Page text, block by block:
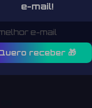
e-mail!
receber 🎁